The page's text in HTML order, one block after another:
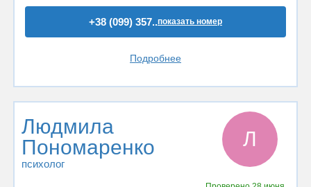
+38 (099) 357..показать номер
Подробнее
Людмила
Пономаренко
психолог
Л